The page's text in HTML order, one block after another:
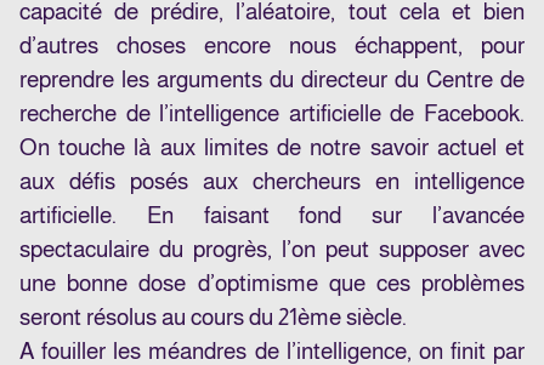
capacité de prédire, l’aléatoire, tout cela et bien
d’autres choses encore nous échappent, pour
reprendre les arguments du directeur du Centre de
recherche de l’intelligence artificielle de Facebook.
On touche là aux limites de notre savoir actuel et
aux défis posés aux chercheurs en intelligence
artificielle. En faisant fond sur l’avancée
spectaculaire du progrès, l’on peut supposer avec
une bonne dose d’optimisme que ces problèmes
seront résolus au cours du 21ème siècle.
A fouiller les méandres de l’intelligence, on finit par